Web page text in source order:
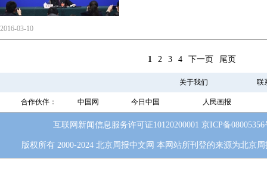
2016-03-10
1 2 3 4 下一页 尾页
关于我们 联
合作伙伴： 中国网 今日中国 人民画报
互联网新闻信息服务许可证10120200001 京ICP备08005356
版权所有 2000-2024 北京周报中文网 本网站所刊登的来源为北京